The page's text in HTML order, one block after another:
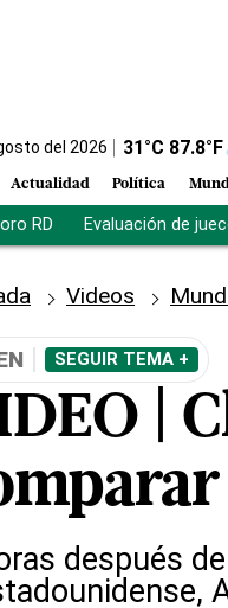
del 2026 31°C 87.8°F
Actualidad Política
RD Evaluación de
Videos
SEGUIR TEMA +
|
después